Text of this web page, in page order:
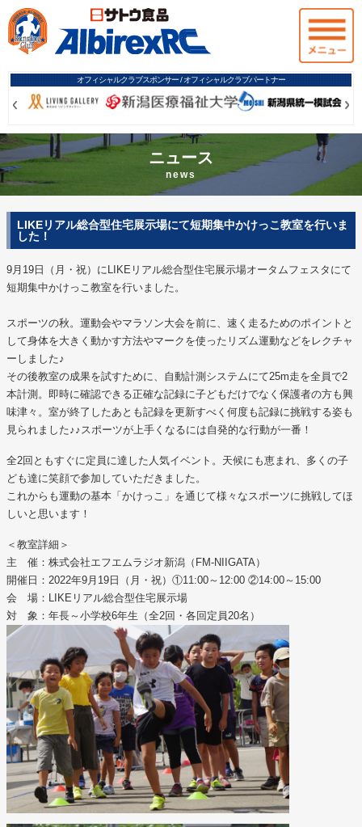
オフィシャルクラブスポンサー / オフィシャルクラブパートナー
Prev
Prev
ニュース
news
LIKEリアル総合型住宅展示場にて短期集中かけっこ教室を行いま
した！
9月19日（月・祝）にLIKEリアル総合型住宅展示場オータムフェスタにて
短期集中かけっこ教室を行いました。
スポーツの秋。運動会やマラソン大会を前に、速く走るためのポイントと
して身体を大きく動かす方法やマークを使ったリズム運動などをレクチャ
ーしました♪
その後教室の成果を試すために、自動計測システムにて25m走を全員で2
本計測。即時に確認できる正確な記録に子どもだけでなく保護者の方も興
味津々。室が終了したあとも記録を更新すべく何度も記録に挑戦する姿も
見られました♪♪スポーツが上手くなるには自発的な行動が一番！
全2回ともすぐに定員に達した人気イベント。天候にも恵まれ、多くの子
ども達に笑顔で参加していただきました。
これからも運動の基本「かけっこ」を通じて様々なスポーツに挑戦してほ
しいと思います！
＜教室詳細＞
主 催：株式会社エフエムラジオ新潟（FM-NIIGATA）
開催日：2022年9月19日（月・祝）①11:00～12:00 ②14:00～15:00
会 場：LIKEリアル総合型住宅展示場
対 象：年長～小学校6年生（全2回・各回定員20名）